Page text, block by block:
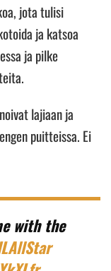
jota tulisi
ja katsoa
ja pilke
lajiaan ja
puitteissa. Ei
with the